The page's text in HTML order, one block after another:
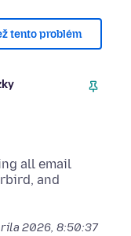
tento problém
all email
and
2026, 8:50:37